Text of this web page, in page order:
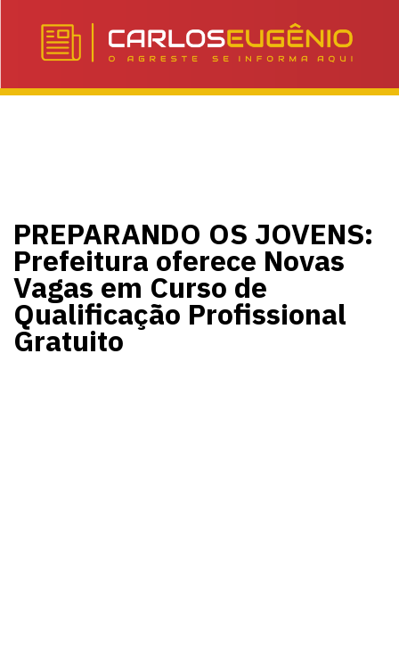
PREPARANDO OS JOVENS:
Prefeitura oferece Novas
Vagas em Curso de
Qualificação Profissional
Gratuito